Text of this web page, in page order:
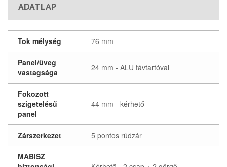
ADATLAP
Tok mélység 76 mm
Panel/üveg
vastagsága
24 mm - ALU távtartóval
Fokozott
szigetelésű
panel
44 mm - kérhető
Zárszerkezet 5 pontos rúdzár
MABISZ